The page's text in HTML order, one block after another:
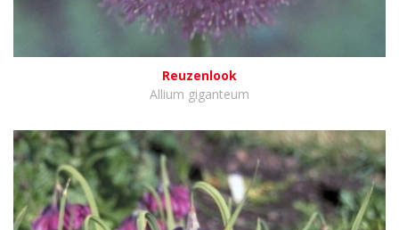
Reuzenlook
Allium giganteum